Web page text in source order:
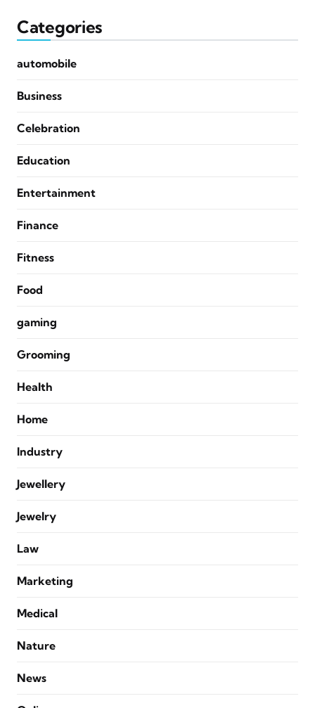
Categories
automobile
Business
Celebration
Education
Entertainment
Finance
Fitness
Food
gaming
Grooming
Health
Home
Industry
Jewellery
Jewelry
Law
Marketing
Medical
Nature
News